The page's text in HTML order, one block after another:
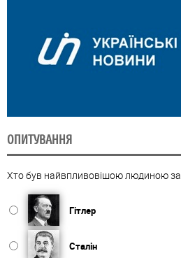
ОПИТУВАННЯ
Хто був найвпливовішою людиною за
Гітлер
Сталін